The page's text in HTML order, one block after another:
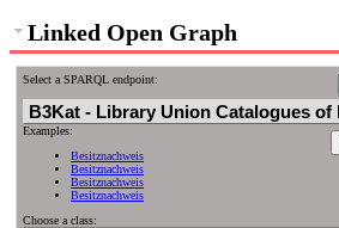
Linked Open Graph
Select a SPARQL endpoint:
Examples:
Besitznachweis
Besitznachweis
Besitznachweis
Besitznachweis
Choose a class: